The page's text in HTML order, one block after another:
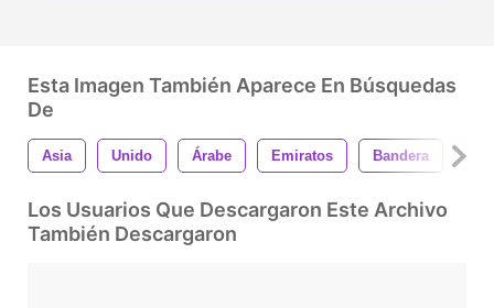
Esta Imagen También Aparece En Búsquedas
De
Asia Unido Árabe Emiratos Bandera
Los Usuarios Que Descargaron Este Archivo
También Descargaron